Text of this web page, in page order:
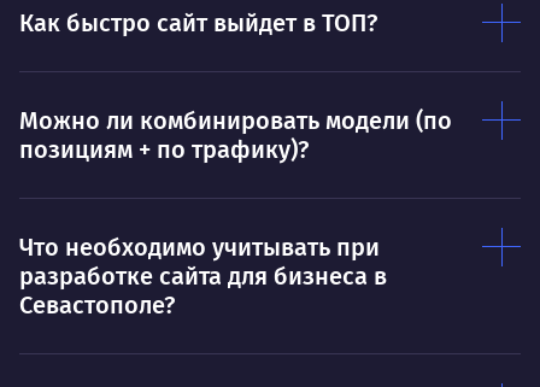
Умею
О работе
Ты — это то, что ты делаешь. Этим всё
Как быстро сайт выйдет в ТОП?
Можно ли комбинировать модели (по
позициям + по трафику)?
Что необходимо учитывать при
разработке сайта для бизнеса в
Севастополе?